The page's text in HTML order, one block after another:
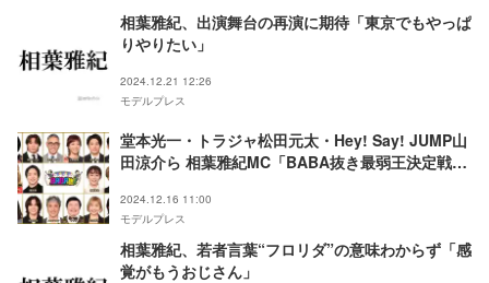
相葉雅紀、出演舞台の再演に期待「東京でもやっぱ
りやりたい」
2024.12.21 12:26
モデルプレス
堂本光一・トラジャ松田元太・Hey! Say! JUMP山
田涼介ら 相葉雅紀MC「BABA抜き最弱王決定戦」
2024.12.16 11:00
モデルプレス
相葉雅紀、若者言葉“フロリダ”の意味わからず「感
覚がもうおじさん」